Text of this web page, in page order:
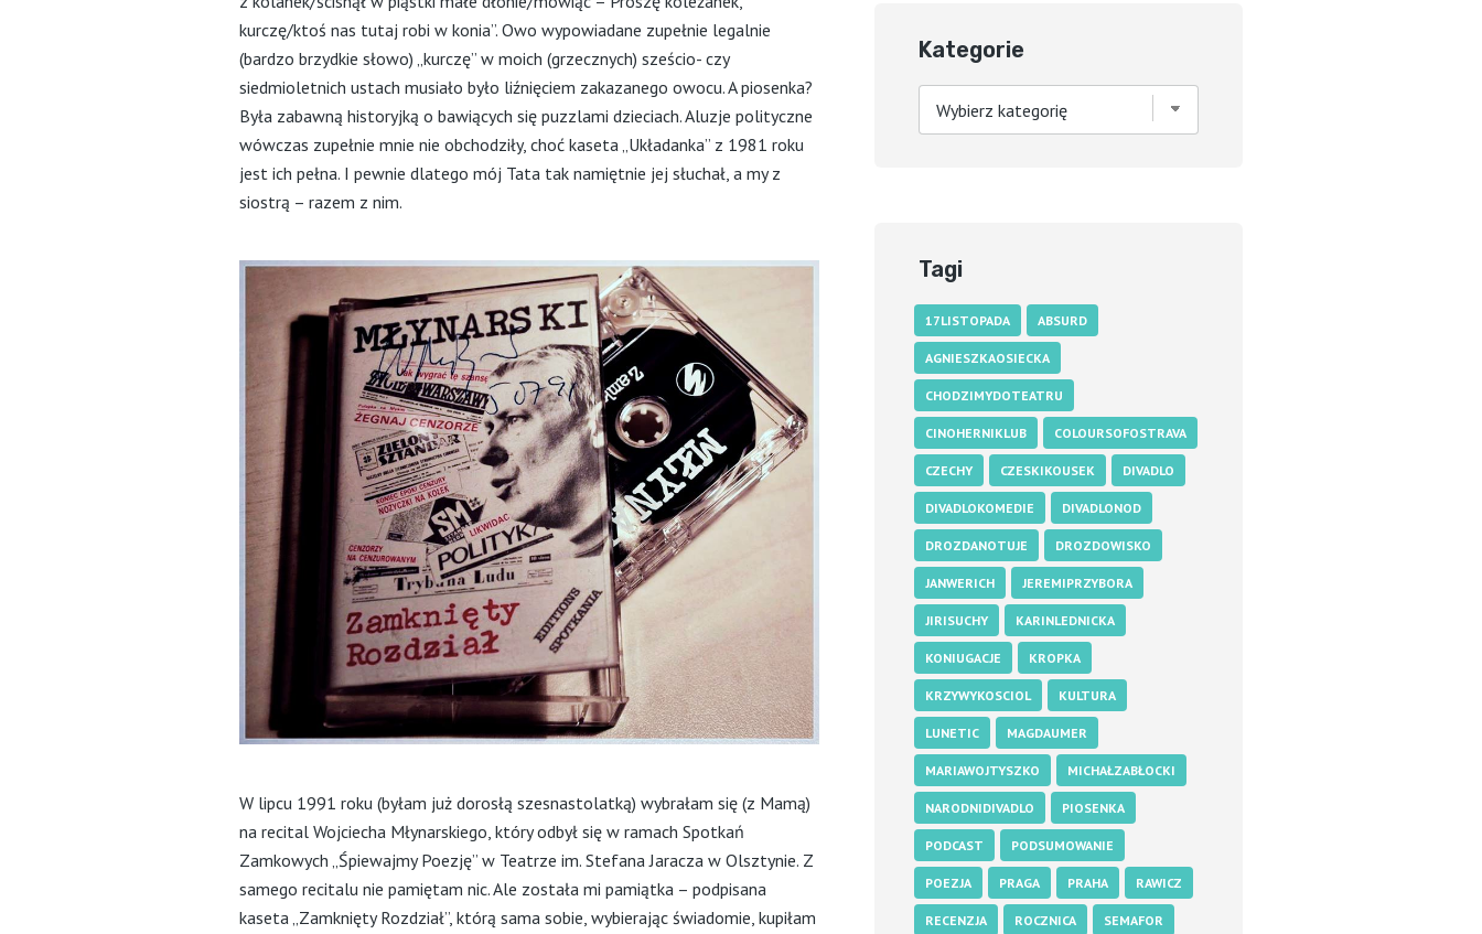
kurczę/ktoś nas tutaj robi w konia”. Owo wypowiadane zupełnie legalnie
(bardzo brzydkie słowo) „kurczę” w moich (grzecznych) sześcio- czy
siedmioletnich ustach musiało było liźnięciem zakazanego owocu. A piosenka?
Była zabawną historyjką o bawiących się puzzlami dzieciach. Aluzje polityczne
wówczas zupełnie mnie nie obchodziły, choć kaseta „Układanka” z 1981 roku
jest ich pełna. I pewnie dlatego mój Tata tak namiętnie jej słuchał, a my z
siostrą – razem z nim.
W lipcu 1991 roku (byłam już dorosłą szesnastolatką) wybrałam się (z Mamą)
na recital Wojciecha Młynarskiego, który odbył się w ramach Spotkań
Zamkowych „Śpiewajmy Poezję” w Teatrze im. Stefana Jaracza w Olsztynie. Z
samego recitalu nie pamiętam nic. Ale została mi pamiątka – podpisana
kaseta „Zamknięty Rozdział”, którą sama sobie, wybierając świadomie, kupiłam
Kategorie
Tagi
17LISTOPADA ABSURD
AGNIESZKAOSIECKA
CHODZIMYDOTEATRU
CINOHERNIKLUB COLOURSOFOSTRAVA
CZECHY CZESKIKOUSEK DIVADLO
DIVADLOKOMEDIE DIVADLONOD
DROZDANOTUJE DROZDOWISKO
JANWERICH JEREMIPRZYBORA
JIRISUCHY KARINLEDNICKA
KONIUGACJE KROPKA
KRZYWYKOSCIOL KULTURA
LUNETIC MAGDAUMER
MARIAWOJTYSZKO MICHAŁZABŁOCKI
NARODNIDIVADLO PIOSENKA
PODCAST PODSUMOWANIE
POEZJA PRAGA PRAHA RAWICZ
RECENZJA ROCZNICA SEMAFOR